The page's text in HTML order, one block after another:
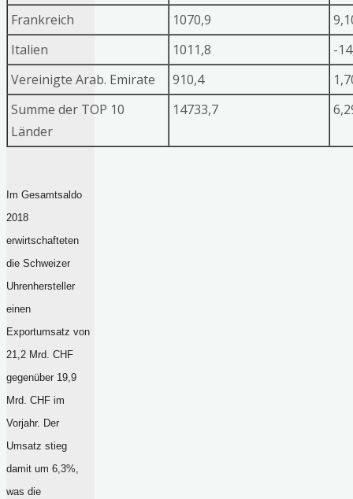
Frankreich
1070,9
Italien
1011,8
-
Vereinigte Arab. Emirate
910,4
Summe der TOP 10
Länder
14733,7
Im Gesamtsaldo
2018
erwirtschafteten
die Schweizer
Uhrenhersteller
einen
Exportumsatz von
21,2 Mrd. CHF
gegenüber 19,9
Mrd. CHF im
Vorjahr. Der
Umsatz stieg
damit um 6,3%,
was die